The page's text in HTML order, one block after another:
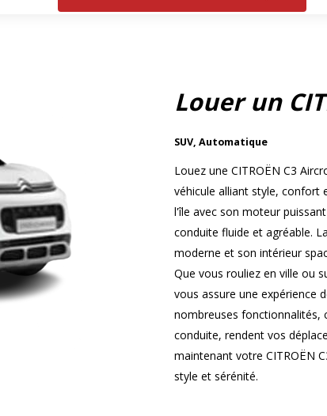
Louer un
SUV, Automatique
Louez une CITROËN C3
véhicule alliant style, confort
l'île avec son moteur
conduite fluide et agréable.
moderne et son intérieur
Que vous rouliez en ville ou
vous assure une expérience
nombreuses fonctionnalités,
conduite, rendent vos
maintenant votre CITROËN
style et sérénité.